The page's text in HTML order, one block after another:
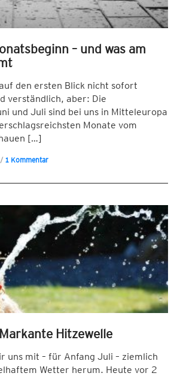
– und was am
den ersten Blick nicht sofort
verständlich, aber: Die
und Juli sind bei uns in Mitteleuropa
Monate vom
[…]
/ 1 Kommentar
Hitzewelle
uns mit – für Anfang Juli – ziemlich
Wetter herum. Heute vor 2